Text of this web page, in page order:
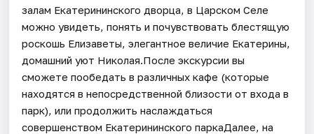
залам Екатерининского дворца, в Царском Селе
можно увидеть, понять и почувствовать блестящую
роскошь Елизаветы, элегантное величие Екатерины,
домашний уют Николая.После экскурсии вы
сможете пообедать в различных кафе (которые
находятся в непосредственной близости от входа в
парк), или продолжить наслаждаться
совершенством Екатерининского паркаДалее, на